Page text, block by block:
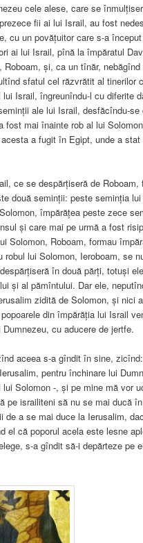
cele alese, care se
fii ai lui Israil, au fost
cu un povățuitor care s-a
ai lui Israil, pînă la împăratul
și, ca un tînăr,
sfatul cel răzvrătit al tinerilor
Israil, îngreunîndu-l cu diferite
ale lui Israil, desfăcîndu-
fost mai înainte rob al lui
a fugit în Egipt, unde a
ce se despărțiseră de
două seminții: peste seminția
împărățea peste zece
și care mai pe urmă a fost
Solomon, Roboam, formau
lui Solomon, Ieroboam, se
în două părți, totuși
și al pămîntului. Dar ele,
zidită de Solomon, și nici
din împărăția lui Israil
cu aducere de jertfe.
aceea s-a gîndit în sine,
pentru închinare lui
Solomon -, și pe mine mă vor
pe israiliteni să nu se mai ducă
de a se mai duce la Ierusalim,
el că poporul acela este lesne
s-a gîndit să-i depărteze pe